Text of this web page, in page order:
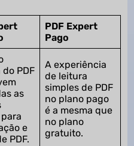
PDF Expert
Pago
PDF
as
e
PDF.
A experiência
de leitura
simples de PDF
no plano pago
é a mesma que
no plano
gratuito.